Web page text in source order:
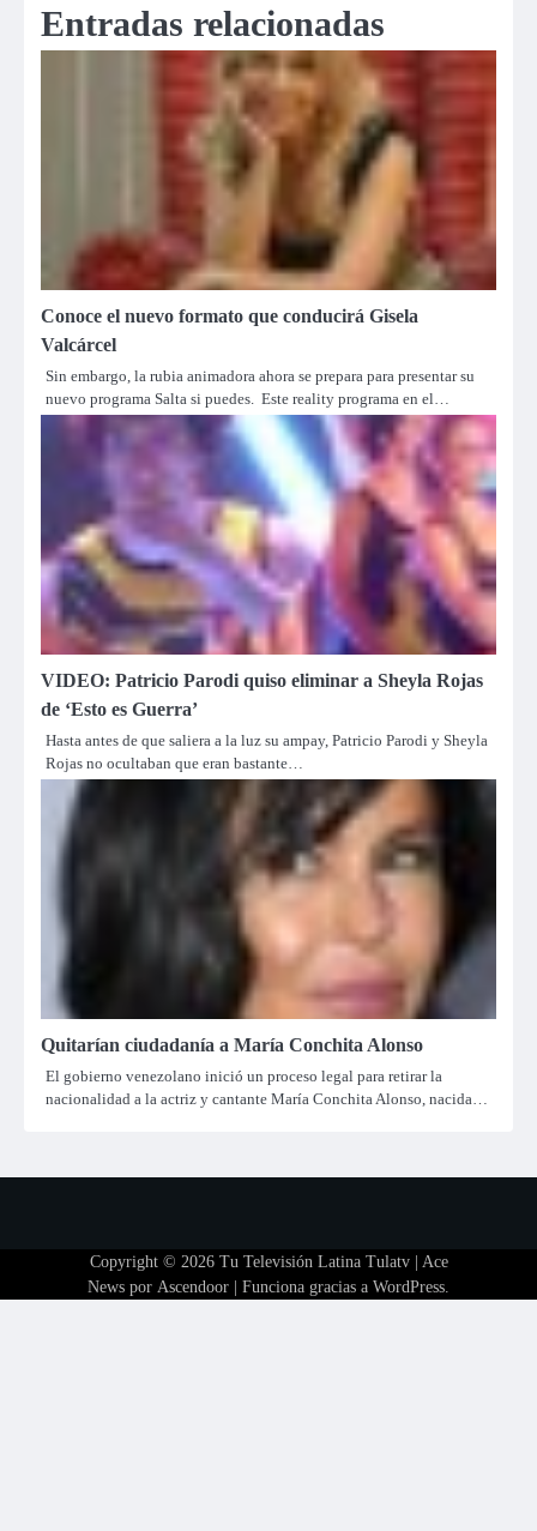
Entradas relacionadas
Conoce el nuevo formato que conducirá Gisela
Valcárcel
Sin embargo, la rubia animadora ahora se prepara para presentar su
nuevo programa Salta si puedes. Este reality programa en el…
VIDEO: Patricio Parodi quiso eliminar a Sheyla Rojas
de ‘Esto es Guerra’
Hasta antes de que saliera a la luz su ampay, Patricio Parodi y Sheyla
Rojas no ocultaban que eran bastante…
Quitarían ciudadanía a María Conchita Alonso
El gobierno venezolano inició un proceso legal para retirar la
nacionalidad a la actriz y cantante María Conchita Alonso, nacida…
Copyright © 2026 Tu Televisión Latina Tulatv| Ace
News por Ascendoor | Funciona gracias a WordPress.